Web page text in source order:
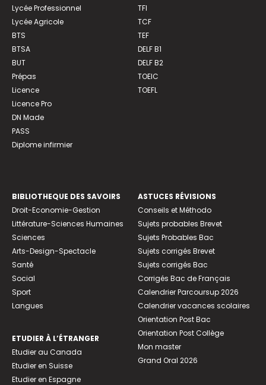
Lycée Professionnel
Lycée Agricole
BTS
BTSA
BUT
Prépas
Licence
Licence Pro
DN Made
PASS
Diplome infirmier
TFI
TCF
TEF
DELF B1
DELF B2
TOEIC
TOEFL
BIBLIOTHEQUE DES SAVOIRS
Droit-Economie-Gestion
Littérature-Sciences Humaines
Sciences
Arts-Design-Spectacle
Santé
Social
Sport
Langues
ETUDIER À L’ÉTRANGER
Etudier au Canada
Etudier en Suisse
Etudier en Espagne
ASTUCES RÉVISIONS
Conseils et Méthodo
Sujets probables Brevet
Sujets Probables Bac
Sujets corrigés Brevet
Sujets corrigés Bac
Corrigés Bac de Français
Calendrier Parcoursup 2026
Calendrier vacances scolaires
Orientation Post Bac
Orientation Post Collège
Mon master
Grand Oral 2026